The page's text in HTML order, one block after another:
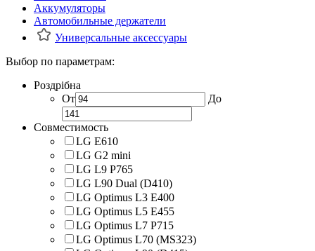
Аккумуляторы
Автомобильные держатели
Универсальные аксессуары
Выбор по параметрам:
Роздрібна
От
До
Совместимость
LG E610
LG G2 mini
LG L9 P765
LG L90 Dual (D410)
LG Optimus L3 E400
LG Optimus L5 E455
LG Optimus L7 P715
LG Optimus L70 (MS323)